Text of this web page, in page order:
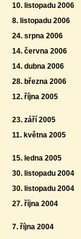
10. listopadu 2006
8. listopadu 2006
24. srpna 2006
14. června 2006
14. dubna 2006
28. března 2006
12. října 2005
23. září 2005
11. května 2005
15. ledna 2005
30. listopadu 2004
30. listopadu 2004
27. října 2004
7. října 2004